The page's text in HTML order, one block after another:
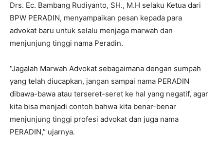
Drs. Ec. Bambang Rudiyanto, SH., M.H selaku Ketua dari
BPW PERADIN, menyampaikan pesan kepada para
advokat baru untuk selalu menjaga marwah dan
menjunjung tinggi nama Peradin.
“Jagalah Marwah Advokat sebagaimana dengan sumpah
yang telah diucapkan, jangan sampai nama PERADIN
dibawa-bawa atau terseret-seret ke hal yang negatif, agar
kita bisa menjadi contoh bahwa kita benar-benar
menjunjung tinggi profesi advokat dan juga nama
PERADIN,” ujarnya.